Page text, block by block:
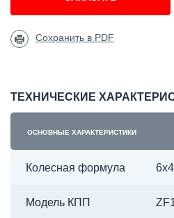
Сохранить в PDF
ТЕХНИЧЕСКИЕ
ОСНОВНЫЕ ХАРАКТЕРИСТИКИ
Колесная формула 6х4
Модель КПП